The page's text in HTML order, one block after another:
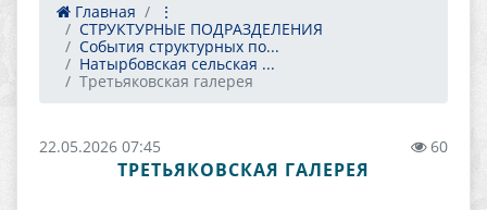
Главная
⋮
СТРУКТУРНЫЕ ПОДРАЗДЕЛЕНИЯ
События структурных по...
Натырбовская сельская ...
Третьяковская галерея
22.05.2026 07:45 60
ТРЕТЬЯКОВСКАЯ ГАЛЕРЕЯ